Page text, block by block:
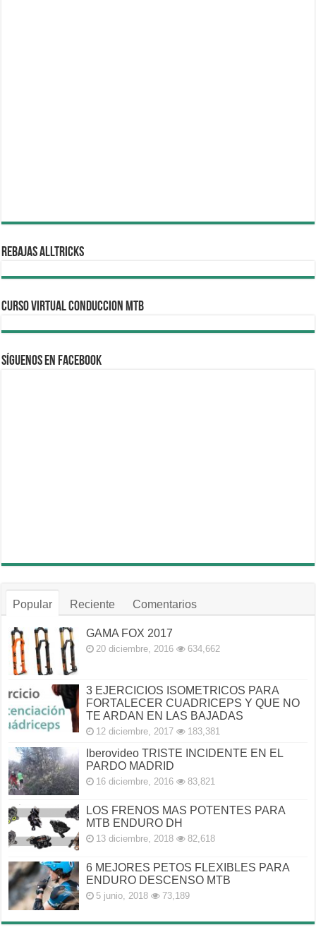
REBAJAS ALLTRICKS
CURSO VIRTUAL CONDUCCION MTB
Síguenos en Facebook
Popular Reciente Comentarios
GAMA FOX 2017
20 diciembre, 2016 634,662
3 EJERCICIOS ISOMETRICOS PARA
FORTALECER CUADRICEPS Y QUE NO
TE ARDAN EN LAS BAJADAS
12 diciembre, 2017 183,381
Iberovideo TRISTE INCIDENTE EN EL
PARDO MADRID
16 diciembre, 2016 83,821
LOS FRENOS MAS POTENTES PARA
MTB ENDURO DH
13 diciembre, 2018 82,618
6 MEJORES PETOS FLEXIBLES PARA
ENDURO DESCENSO MTB
5 junio, 2018 73,189